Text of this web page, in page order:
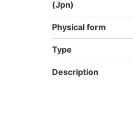
(Jpn)
Physical form
Type
Description